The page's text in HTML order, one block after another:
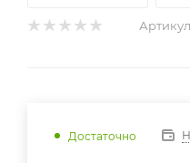
Достаточно